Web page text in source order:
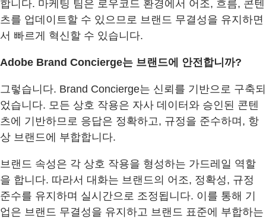
합니다. 마케팅 팀은 로우코드 환경에서 어조, 흐름, 콘텐
츠를 업데이트할 수 있으므로 브랜드 무결성을 유지하면
서 빠르게 혁신할 수 있습니다.
Adobe Brand Concierge는 브랜드에 안전합니까?
그렇습니다. Brand Concierge는 신뢰를 기반으로 구축되
었습니다. 모든 상호 작용은 자사 데이터와 승인된 콘텐
츠에 기반하므로 응답은 정확하고, 규정을 준수하며, 항
상 브랜드에 부합합니다.
브랜드 속성은 각 상호 작용을 형성하는 가드레일 역할
을 합니다. 따라서 대화는 브랜드의 어조, 정확성, 규정
준수를 유지하며 실시간으로 조정됩니다. 이를 통해 기
업은 브랜드 무결성을 유지하고 브랜드 표준에 부합하는